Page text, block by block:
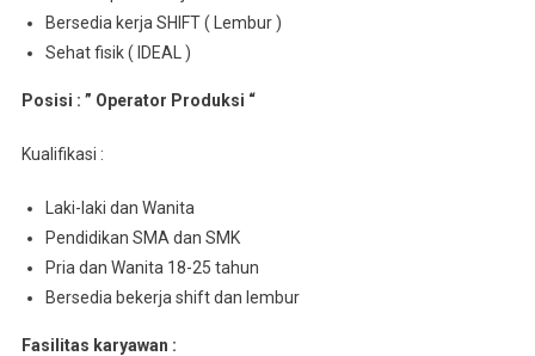
Bersedia kerja SHIFT ( Lembur )
Sehat fisik ( IDEAL )
Posisi : ” Operator Produksi “
Kualifikasi :
Laki-laki dan Wanita
Pendidikan SMA dan SMK
Pria dan Wanita 18-25 tahun
Bersedia bekerja shift dan lembur
Fasilitas karyawan :